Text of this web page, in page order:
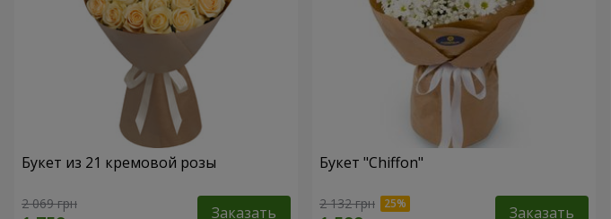
Букет из 21 кремовой розы
2 069 грн Заказать
Букет "Chiffon"
2 132 грн Заказать